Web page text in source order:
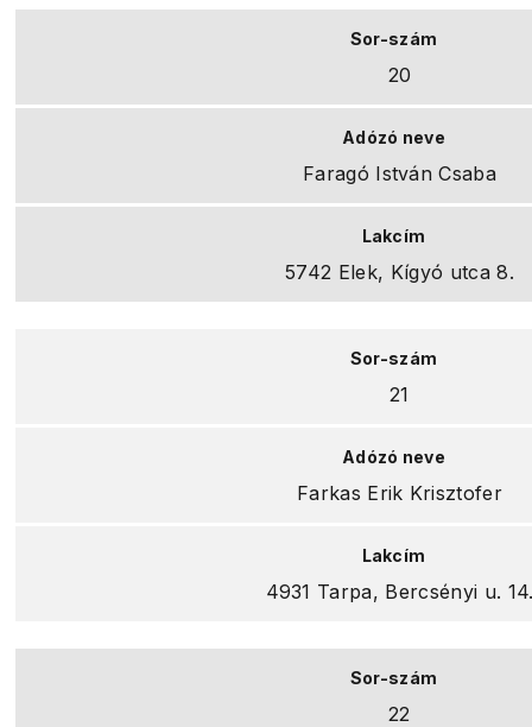
20
Faragó István Csaba
5742 Elek, Kígyó utca 8.
21
Farkas Erik Krisztofer
4931 Tarpa, Bercsényi u.
22